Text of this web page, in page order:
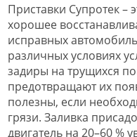
Приставки Супротек –
хорошее
исправных
различных условиях
задиры на трущихся
предотвращают их
полезны, если
грязи. Заливка
двигатель на 20–60 %